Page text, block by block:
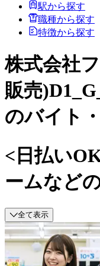
駅から探す
職種から探す
特徴から探す
株式会社
販売
のバイト
<日払い
ームなど
全て表示